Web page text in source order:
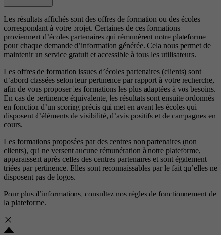
Les résultats affichés sont des offres de formation ou des écoles
correspondant à votre projet. Certaines de ces formations
proviennent d’écoles partenaires qui rémunèrent notre plateforme
pour chaque demande d’information générée. Cela nous permet de
maintenir un service gratuit et accessible à tous les utilisateurs.
Les offres de formation issues d’écoles partenaires (clients) sont
d’abord classées selon leur pertinence par rapport à votre recherche,
afin de vous proposer les formations les plus adaptées à vos besoins.
En cas de pertinence équivalente, les résultats sont ensuite ordonnés
en fonction d’un scoring précis qui met en avant les écoles qui
disposent d’éléments de visibilité, d’avis positifs et de campagnes en
cours.
Les formations proposées par des centres non partenaires (non
clients), qui ne versent aucune rémunération à notre plateforme,
apparaissent après celles des centres partenaires et sont également
triées par pertinence. Elles sont reconnaissables par le fait qu’elles ne
disposent pas de logos.
Pour plus d’informations, consultez nos règles de fonctionnement de
la plateforme.